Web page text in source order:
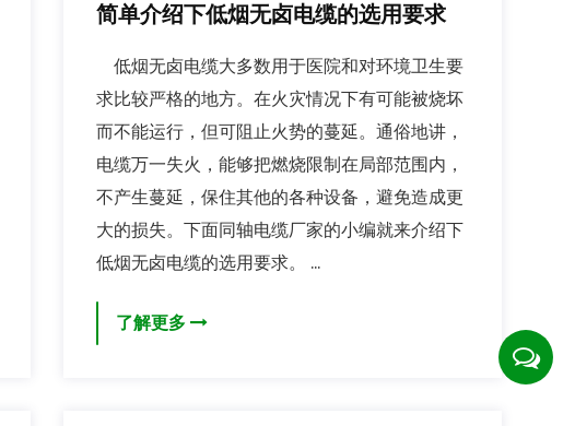
简单介绍下低烟无卤电缆的选用要求
低烟无卤电缆大多数用于医院和对环境卫生要
求比较严格的地方。在火灾情况下有可能被烧坏
而不能运行，但可阻止火势的蔓延。通俗地讲，
电缆万一失火，能够把燃烧限制在局部范围内，
不产生蔓延，保住其他的各种设备，避免造成更
大的损失。下面同轴电缆厂家的小编就来介绍下
低烟无卤电缆的选用要求。 ...
了解更多